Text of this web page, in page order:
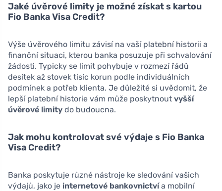
Jaké úvěrové limity je možné získat s kartou
Fio Banka Visa Credit?
Výše úvěrového limitu závisí na vaší platební historii a
finanční situaci, kterou banka posuzuje při schvalování
žádosti. Typicky se limit pohybuje v rozmezí řádů
desítek až stovek tisíc korun podle individuálních
podmínek a potřeb klienta. Je důležité si uvědomit, že
lepší platební historie vám může poskytnout vyšší
úvěrové limity do budoucna.
Jak mohu kontrolovat své výdaje s Fio Banka
Visa Credit?
Banka poskytuje různé nástroje ke sledování vašich
výdajů, jako je internetové bankovnictvía mobilní